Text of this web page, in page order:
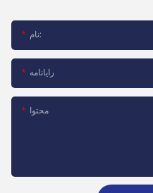
نام:
رایانامه
محتوا